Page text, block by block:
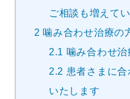
ご相談も増えて
2 噛み合わせ治療の
2.1 噛み合わせ
2.2 患者さまに
いたします